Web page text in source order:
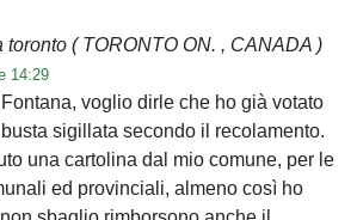
toronto ( TORONTO ON. , CANADA )
14:29
voglio dirle che ho già votato
sigillata secondo il recolamento.
una cartolina dal mio comune, per le
ed provinciali, almeno così ho